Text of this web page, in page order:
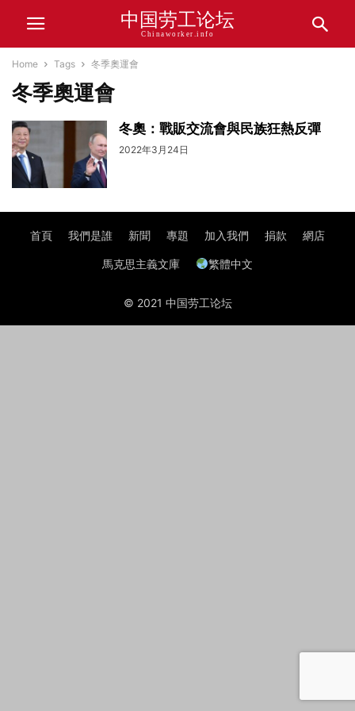
中国劳工论坛
Chinaworker.info
Home Tags 冬季奧運會
冬季奧運會
冬奧：戰販交流會與民族狂熱反彈
2022年3月24日
首頁 我們是誰 新聞 專題 加入我們 捐款 網店
馬克思主義文庫 繁體中文
© 2021 中国劳工论坛